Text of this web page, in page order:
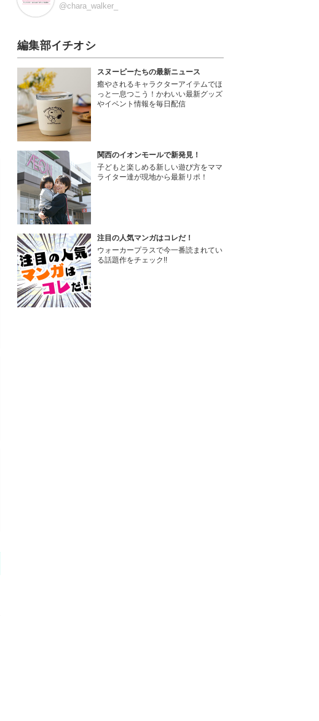
@chara_walker_
編集部イチオシ
スヌーピーたちの最新ニュース
癒やされるキャラクターアイテムでほ
っと一息つこう！かわいい最新グッズ
やイベント情報を毎日配信
関西のイオンモールで新発見！
子どもと楽しめる新しい遊び方をママ
ライター達が現地から最新リポ！
注目の人気マンガはコレだ！
ウォーカープラスで今一番読まれてい
る話題作をチェック!!